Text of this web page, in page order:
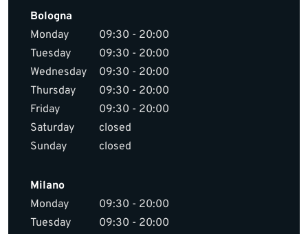
Bologna
Monday
09:30 - 20:00
Tuesday
09:30 - 20:00
Wednesday
09:30 - 20:00
Thursday
09:30 - 20:00
Friday
09:30 - 20:00
Saturday
closed
Sunday
closed
Milano
Monday
09:30 - 20:00
Tuesday
09:30 - 20:00